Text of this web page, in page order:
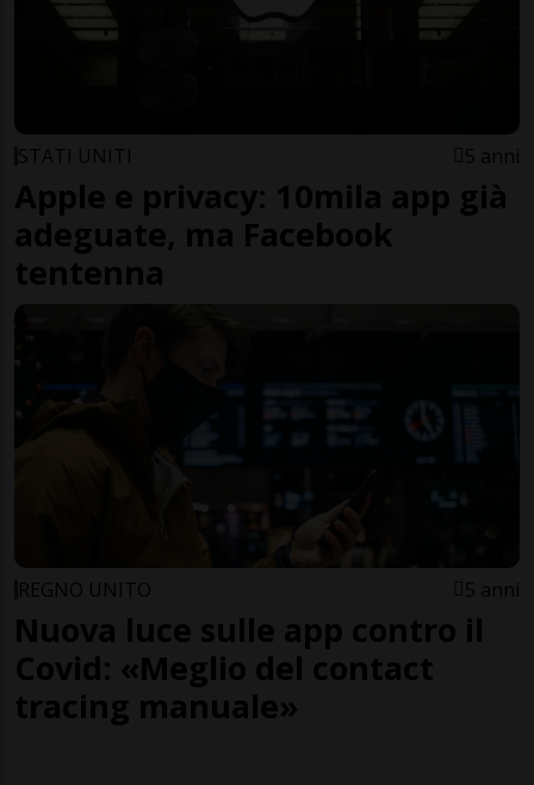
STATI UNITI 5 anni
Apple e privacy: 10mila app già
adeguate, ma Facebook
tentenna
REGNO UNITO 5 anni
Nuova luce sulle app contro il
Covid: «Meglio del contact
tracing manuale»